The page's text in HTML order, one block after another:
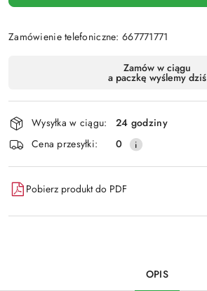
Zamówienie telefoniczne: 667771771
Wyślij
dostawa
Zamów w ciągu
a paczkę wyślemy dziś
Wysyłka w ciągu:
24 godziny
Cena przesyłki:
0
Pobierz produkt do PDF
OPIS